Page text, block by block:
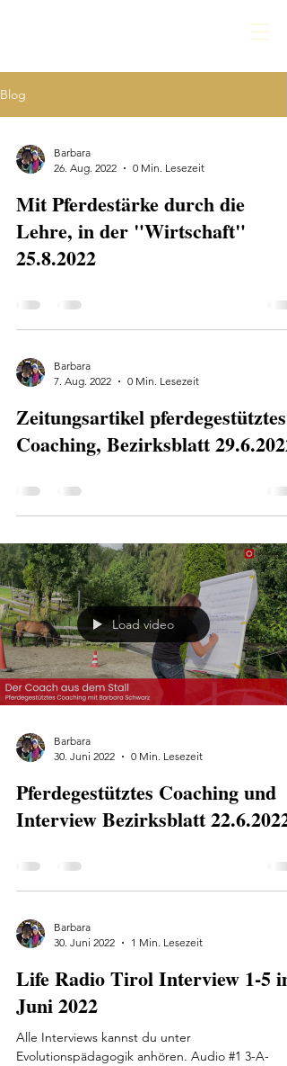
Blog
Barbara
26. Aug. 2022
0 Min. Lesezeit
Mit Pferdestärke durch die
Lehre, in der "Wirtschaft"
25.8.2022
Barbara
7. Aug. 2022
0 Min. Lesezeit
Zeitungsartikel pferdegestütztes
Coaching, Bezirksblatt 29.6.2022
Load video
Barbara
30. Juni 2022
0 Min. Lesezeit
Pferdegestütztes Coaching und
Interview Bezirksblatt 22.6.2022
Barbara
30. Juni 2022
1 Min. Lesezeit
Life Radio Tirol Interview 1-5 im
Juni 2022
Alle Interviews kannst du unter
Evolutionspädagogik anhören. Audio #1 3-A-